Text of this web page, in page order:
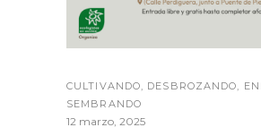
CULTIVANDO, DESBROZANDO,
SEMBRANDO
12 marzo, 2025